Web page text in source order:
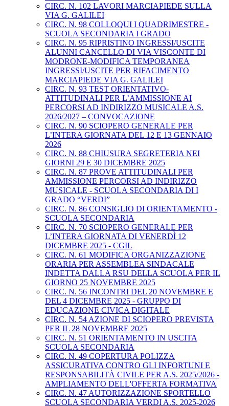
CIRC. N. 102 LAVORI MARCIAPIEDE SULLA
VIA G. GALILEI
CIRC. N. 98 COLLOQUI I QUADRIMESTRE -
SCUOLA SECONDARIA I GRADO
CIRC. N. 95 RIPRISTINO INGRESSI/USCITE
ALUNNI CANCELLO DI VIA VISCONTE DI
MODRONE-MODIFICA TEMPORANEA
INGRESSI/USCITE PER RIFACIMENTO
MARCIAPIEDE VIA G. GALILEI
CIRC. N. 93 TEST ORIENTATIVO-
ATTITUDINALI PER L’AMMISSIONE AI
PERCORSI AD INDIRIZZO MUSICALE A.S.
2026/2027 – CONVOCAZIONE
CIRC. N. 90 SCIOPERO GENERALE PER
L’INTERA GIORNATA DEL 12 E 13 GENNAIO
2026
CIRC. N. 88 CHIUSURA SEGRETERIA NEI
GIORNI 29 E 30 DICEMBRE 2025
CIRC. N. 87 PROVE ATTITUDINALI PER
AMMISSIONE PERCORSI AD INDIRIZZO
MUSICALE - SCUOLA SECONDARIA DI I
GRADO “VERDI”
CIRC. N. 86 CONSIGLIO DI ORIENTAMENTO -
SCUOLA SECONDARIA
CIRC. N. 70 SCIOPERO GENERALE PER
L’INTERA GIORNATA DI VENERDÌ 12
DICEMBRE 2025 - CGIL
CIRC. N. 61 MODIFICA ORGANIZZAZIONE
ORARIA PER ASSEMBLEA SINDACALE
INDETTA DALLA RSU DELLA SCUOLA PER IL
GIORNO 25 NOVEMBRE 2025
CIRC. N. 56 INCONTRI DEL 20 NOVEMBRE E
DEL 4 DICEMBRE 2025 - GRUPPO DI
EDUCAZIONE CIVICA DIGITALE
CIRC. N. 54 AZIONE DI SCIOPERO PREVISTA
PER IL 28 NOVEMBRE 2025
CIRC. N. 51 ORIENTAMENTO IN USCITA
SCUOLA SECONDARIA
CIRC. N. 49 COPERTURA POLIZZA
ASSICURATIVA CONTRO GLI INFORTUNI E
RESPONSABILITÀ CIVILE PER A.S. 2025/2026 -
AMPLIAMENTO DELL'OFFERTA FORMATIVA
CIRC. N. 47 AUTORIZZAZIONE SPORTELLO
SCUOLA SECONDARIA VERDI A.S. 2025-2026